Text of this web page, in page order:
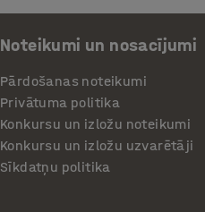
Noteikumi un nosacījumi
Pārdošanas noteikumi
Privātuma politika
Konkursu un izložu noteikumi
Konkursu un izložu uzvarētāji
Sīkdatņu politika